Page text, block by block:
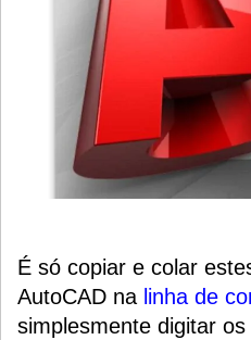
É só copiar e colar
AutoCAD na linha de
simplesmente digitar